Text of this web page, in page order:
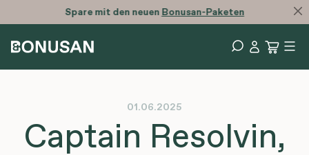
Spare mit den neuen Bonusan-Paketen
01.06.2025
Captain Resolvin,